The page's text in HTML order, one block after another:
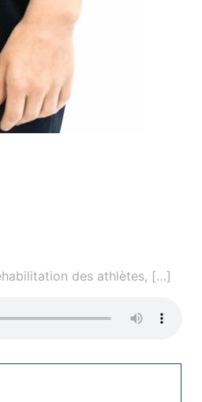
des athlètes, […]